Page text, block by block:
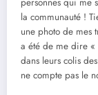
la communauté !
une photo de mes
a été de me dire «
dans leurs colis des
ne compte pas le